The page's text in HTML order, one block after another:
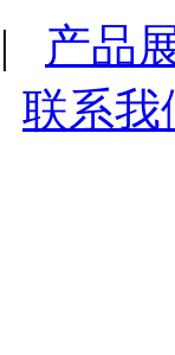
| 产品
联系我